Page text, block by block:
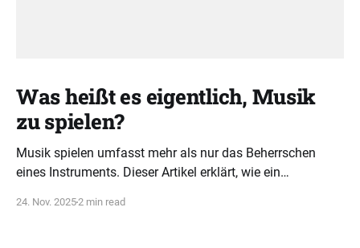
Was heißt es eigentlich, Musik
zu spielen?
Musik spielen umfasst mehr als nur das Beherrschen
eines Instruments. Dieser Artikel erklärt, wie ein
Rhythmus musikalische Intelligenz fördert.
24. Nov. 20252 min read